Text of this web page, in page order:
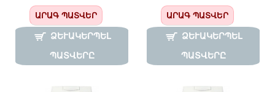
ԱՐԱԳ ՊԱՏՎԵՐ
ՁԵՒԱԿԵՐՊԵԼ Պ
ԱՏՎԵՐԸ
ԱՐԱԳ ՊԱՏՎԵՐ
ՁԵՒԱԿԵՐՊԵԼ Պ
ԱՏՎԵՐԸ